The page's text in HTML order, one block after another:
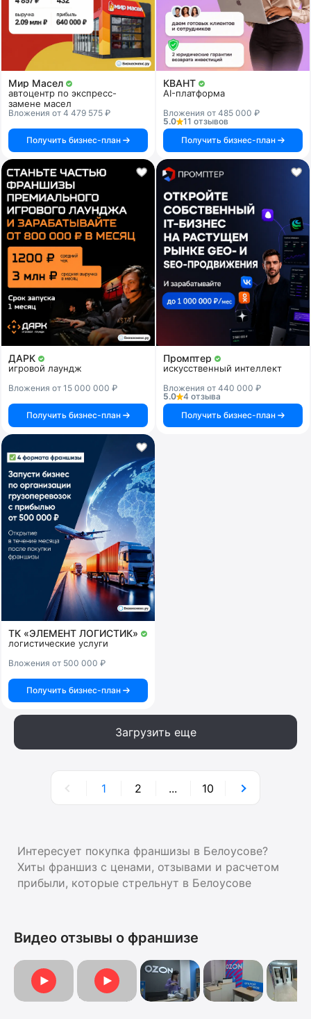
Мир Масел
автоцентр по экспресс-
замене масел
Вложения от 4 479 575 ₽
Получить бизнес-план
КВАНТ
AI-платформа
Вложения от 485 000 ₽
5.0
11 отзывов
Получить бизнес-план
ДАРК
игровой лаундж
Вложения от 15 000 000 ₽
Получить бизнес-план
Промптер
искусственный интеллект
Вложения от 440 000 ₽
5.0
4 отзыва
Получить бизнес-план
ТК «ЭЛЕМЕНТ ЛОГИСТИК»
логистические услуги
Вложения от 500 000 ₽
Получить бизнес-план
Загрузить еще
1 2 ... 10
Интересует покупка франшизы в Белоусове?
Хиты франшиз с ценами, отзывами и расчетом
прибыли, которые стрельнут в Белоусове
Видео отзывы о франшизе
Видеоотзыв от Анны
Отзыв о франшизе